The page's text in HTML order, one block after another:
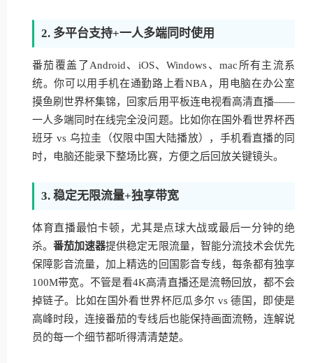
2. 多平台支持+一人多端同时使用
番茄覆盖了Android、iOS、Windows、mac所有主流系
统。你可以用手机在通勤路上看NBA，用电脑在办公室
摸鱼刷世界杯集锦，回家后用平板连电视看高清直播——
一人多端同时在线完全没问题。比如你在国外看世界杯西
班牙 vs 乌拉圭（仅限中国大陆播放），手机看直播的同
时，电脑还能录下整场比赛，方便之后回放关键镜头。
3. 稳定无限流量+独享带宽
体育直播最怕卡顿，尤其是点球大战或最后一分钟的绝
杀。番茄加速器提供稳定无限流量，智能分流技术会优先
保障影音流量，加上精选的回国影音专线，每条都有独享
100M带宽。不管是看4K高清直播还是流畅回放，都不会
掉链子。比如在国外看世界杯厄瓜多尔 vs 德国，即使是
高峰时段，连接番茄的专线后也能保持画面流畅，连解说
员的每一个细节都听得清清楚楚。